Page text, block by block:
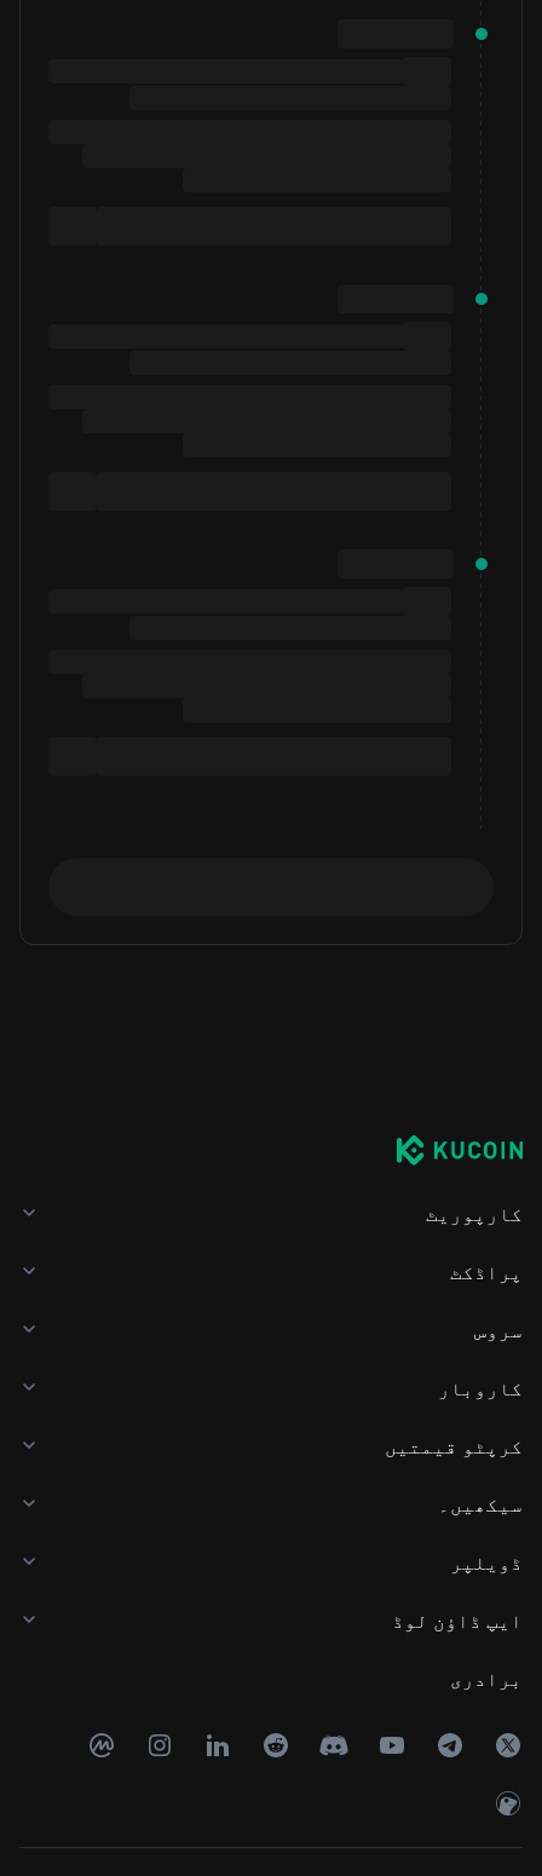
کارپوریٹ
پراڈکٹ
سروس
کاروبار
کرپٹو قیمتیں
سیکھیں۔
ڈویلپر
ایپ ڈاؤن لوڈ
برادری